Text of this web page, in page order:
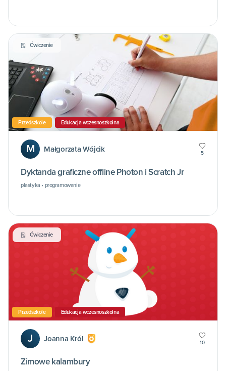
Ćwiczenie
Przedszkole Edukacja wczesnoszkolna
M Małgorzata Wójcik 5
Dyktanda graficzne offline Photon i Scratch Jr
plastyka • programowanie
Ćwiczenie
Przedszkole Edukacja wczesnoszkolna
J Joanna Król 10
Zimowe kalambury